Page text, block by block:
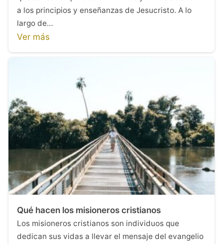
a los principios y enseñanzas de Jesucristo. A lo
largo de…
Ver más
Qué hacen los misioneros cristianos
Los misioneros cristianos son individuos que
dedican sus vidas a llevar el mensaje del evangelio